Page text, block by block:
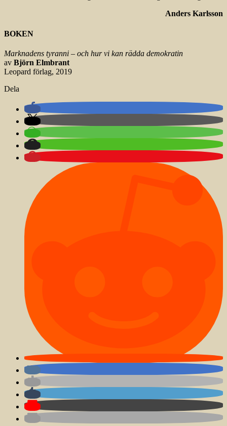
Anders Karlsson
BOKEN
Marknadens tyranni – och hur vi kan rädda demokratin
av Björn Elmbrant
Leopard förlag, 2019
Dela